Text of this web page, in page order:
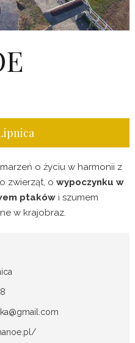
o życiu w harmonii z
zwierząt, o wypoczynku w
ptakówi szumem
w krajobraz.